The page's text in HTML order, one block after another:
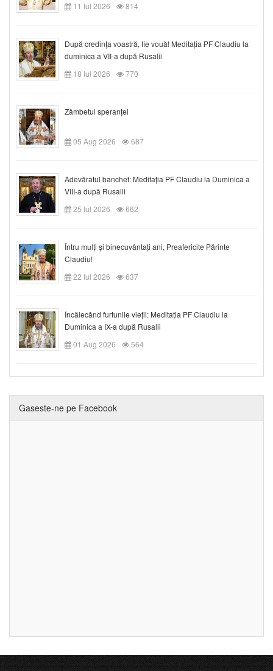
11 Iul 2026
814
După credinţa voastră, fie vouă! Meditația PF Claudiu la
duminica a VII-a după Rusalii
18 Iul 2026
770
Zâmbetul speranței
05 Aug 2026 687
Adevăratul banchet: Meditația PF Claudiu la Duminica a
VIII-a după Rusalii
25 Iul 2026
662
Întru mulți și binecuvântați ani, Preafericite Părinte
Claudiu!
22 Iul 2026
637
Încălecând furtunile vieții: Meditația PF Claudiu la
Duminica a IX-a după Rusalii
01 Aug 2026
564
Gaseste-ne pe Facebook